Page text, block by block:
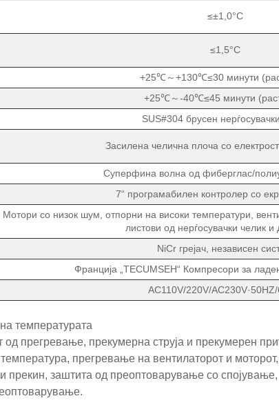
≤±1,0°C
≤1,5°C
+25℃～+130℃≤30 минути
+25℃～-40℃≤45 минути
SUS#304 брусен
Засилена челична плоча со
Суперфина волна од фиберглас/
7“ програмабилен контролер со
Мотори со низок шум, отпорни на високи температури,
листови од нерѓосувачки челик и
NiCr грејач, независен
Франција „TECUMSEH“ Компресори за
AC110V/220V/
температурата
од прегревање, прекумерна струја и прекумерен
прегревање на вентилаторот и
прекин, заштита од преоптоварување со